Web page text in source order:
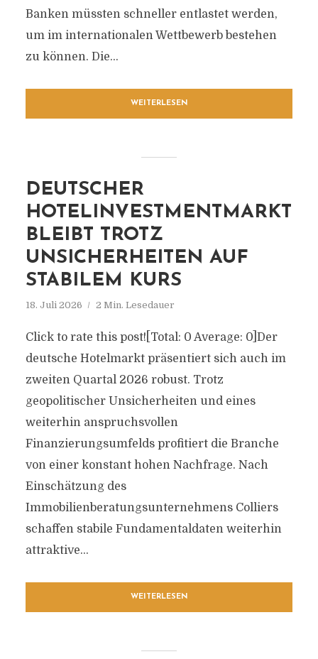
Banken müssten schneller entlastet werden,
um im internationalen Wettbewerb bestehen
zu können. Die...
WEITERLESEN
DEUTSCHER
HOTELINVESTMENTMARKT
BLEIBT TROTZ
UNSICHERHEITEN AUF
STABILEM KURS
18. Juli 2026 2 Min. Lesedauer
Click to rate this post![Total: 0 Average: 0]Der
deutsche Hotelmarkt präsentiert sich auch im
zweiten Quartal 2026 robust. Trotz
geopolitischer Unsicherheiten und eines
weiterhin anspruchsvollen
Finanzierungsumfelds profitiert die Branche
von einer konstant hohen Nachfrage. Nach
Einschätzung des
Immobilienberatungsunternehmens Colliers
schaffen stabile Fundamentaldaten weiterhin
attraktive...
WEITERLESEN